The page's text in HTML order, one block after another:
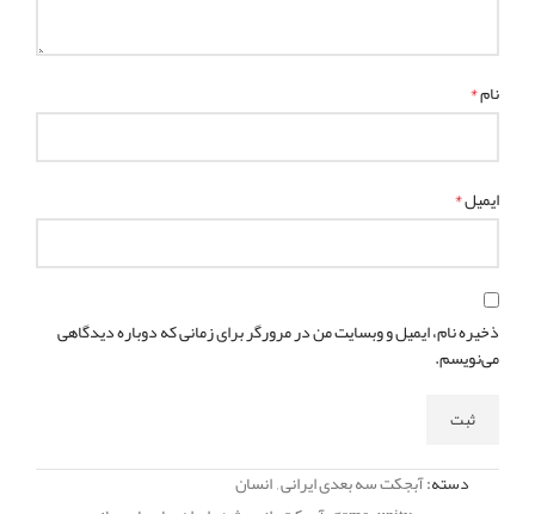
نام*
ایمیل*
ذخیره نام، ایمیل و وبسایت من در مرورگر برای زمانی که دوباره دیدگاهی
می‌نویسم.
دسته:آبجکت سه بعدی ایرانی,انسان